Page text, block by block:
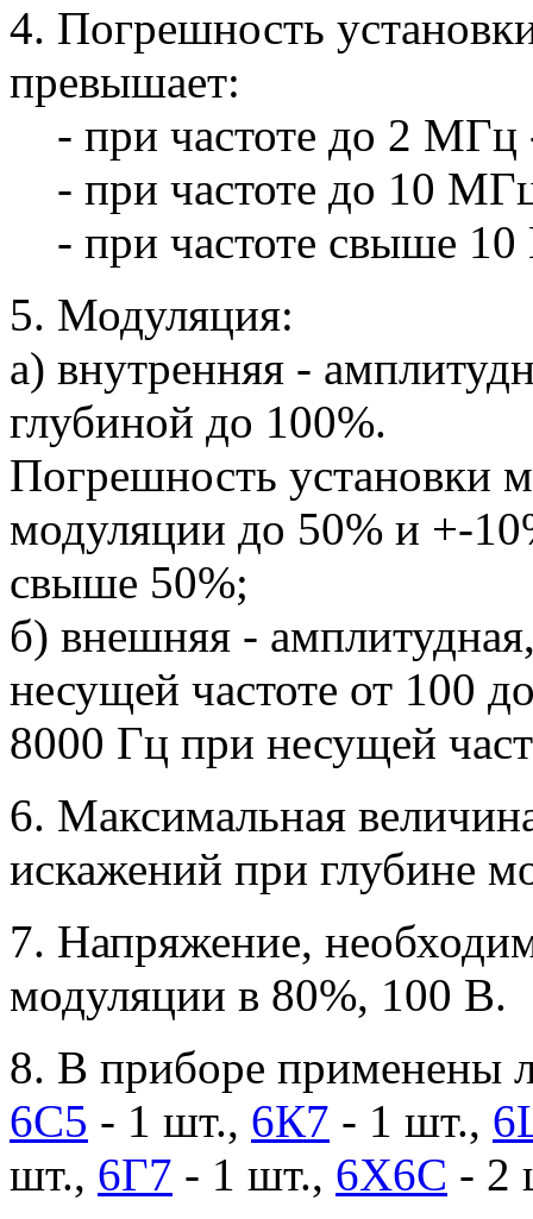
4. Погрешность
превышает:
- при частоте до 2 МГц
- при частоте до 10
- при частоте свыше
5. Модуляция:
а) внутренняя -
глубиной до 100%.
Погрешность установки
модуляции до 50% и +-
свыше 50%;
б) внешняя -
несущей частоте от 100
8000 Гц при несущей
6. Максимальная
искажений при глубине
7. Напряжение,
модуляции в 80%, 100 В.
8. В приборе применены
6С5 - 1 шт., 6К7 - 1 шт.,
шт., 6Г7 - 1 шт., 6Х6С - 2